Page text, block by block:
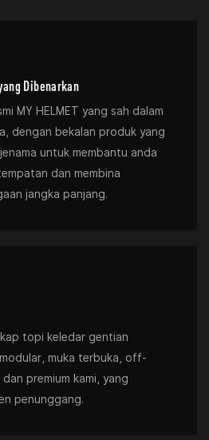
Dibenarkan
MY HELMET yang sah dalam
dengan bekalan produk yang
untuk membantu anda
dan membina
jangka panjang.
topi keledar gentian
muka terbuka, off-
premium kami, yang
penunggang.